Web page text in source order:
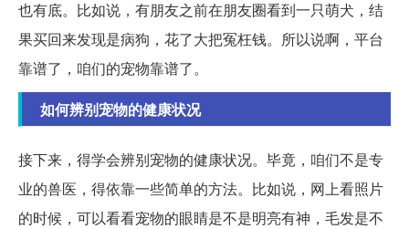
也有底。比如说，有朋友之前在朋友圈看到一只萌犬，结
果买回来发现是病狗，花了大把冤枉钱。所以说啊，平台
靠谱了，咱们的宠物靠谱了。
如何辨别宠物的健康状况
接下来，得学会辨别宠物的健康状况。毕竟，咱们不是专
业的兽医，得依靠一些简单的方法。比如说，网上看照片
的时候，可以看看宠物的眼睛是不是明亮有神，毛发是不